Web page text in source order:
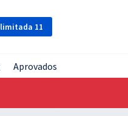
11
Aprovados